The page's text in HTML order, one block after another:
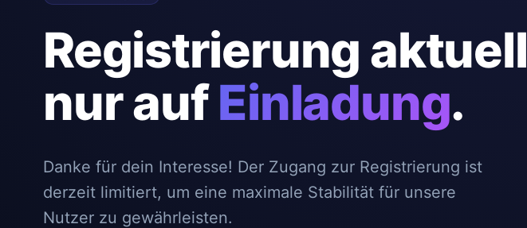
Registrierung aktuell
nur aufEinladung.
Danke für dein Interesse! Der Zugang zur Registrierung ist
derzeit limitiert, um eine maximale Stabilität für unsere
Nutzer zu gewährleisten.